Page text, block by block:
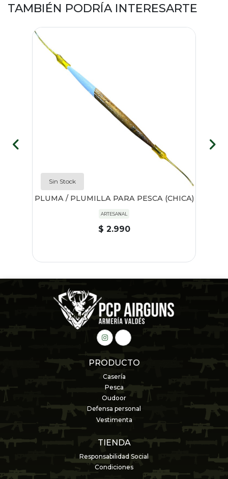
TAMBIÉN PODRÍA INTERESARTE
Sin Stock
PLUMA / PLUMILLA PARA PESCA (CHICA)
ARTESANAL
$ 2.990
PRODUCTO
Casería
Pesca
Oudoor
Defensa personal
Vestimenta
TIENDA
Responsabilidad Social
Condiciones